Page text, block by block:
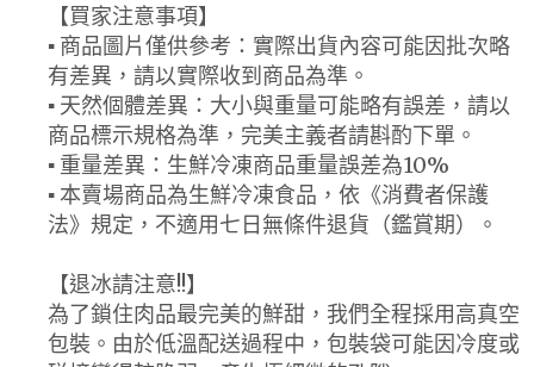
【買家注意事項】
▪ 商品圖片僅供參考：實際出貨內容可能因批次略
有差異，請以實際收到商品為準。
▪ 天然個體差異：大小與重量可能略有誤差，請以
商品標示規格為準，完美主義者請斟酌下單。
▪ 重量差異：生鮮冷凍商品重量誤差為10%
▪ 本賣場商品為生鮮冷凍食品，依《消費者保護
法》規定，不適用七日無條件退貨（鑑賞期）。
【退冰請注意!!】
為了鎖住肉品最完美的鮮甜，我們全程採用高真空
包裝。由於低溫配送過程中，包裝袋可能因冷度或